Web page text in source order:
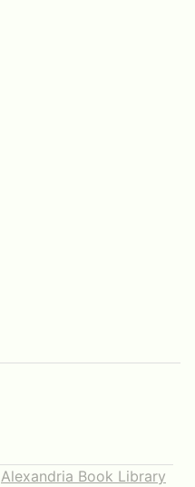
Alexandria Book Library